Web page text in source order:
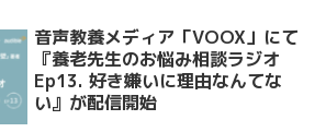
音声教養メディア「VOOX」にて
『養老先生のお悩み相談ラジオ
Ep13. 好き嫌いに理由なんてな
い』が配信開始